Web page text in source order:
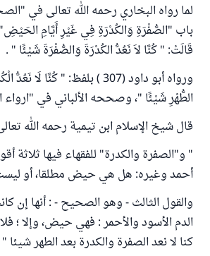
باب "الصُّفْرَةِ وَالكُدْرَةِ فِي غَيْرِ أَيَّامِ
قَالَتْ: " كُنَّا لاَ نَعُدُّ الكُدْرَةَ وَالصُّفْرَةَ شَيْئًا " .
ورواه أبو داود (307 ) بلفظ: "
الطُّهْرِ شَيْئًا "، وصححه الألباني في "ارواء
قال شيخ الإسلام ابن تيمية رحمه الله
" و"الصفرة والكدرة" للفقهاء فيها ثلاثة
أحمد وغيره: هل هي حيض مطلقا، أو
والقول الثالث - وهو الصحيح - : أنها إن
الدم الأسود والأحمر : فهي حيض، وإلا ؛
كنا لا نعد الصفرة والكدرة بعد الطهر شيئا